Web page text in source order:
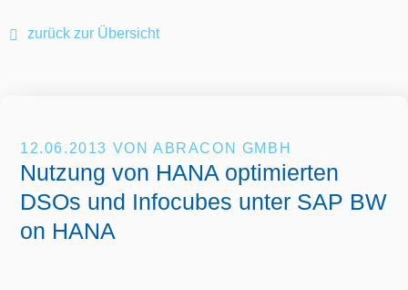
zurück zur Übersicht
12.06.2013 VON ABRACON GMBH
Nutzung von HANA optimierten
DSOs und Infocubes unter SAP BW
on HANA